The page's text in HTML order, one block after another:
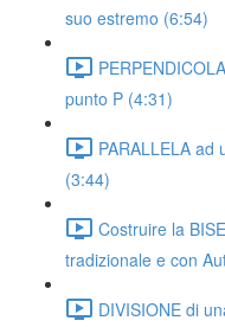
suo estremo (6:54)
punto P (4:31)
PARALLELA
(3:44)
Costruire la
tradizionale e con
DIVISIONE di